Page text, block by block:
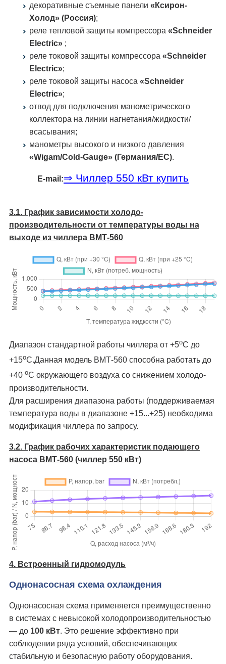
декоративные съемные панели «Ксирон-
Холод» (Россия);
реле тепловой защиты компрессора «Schneider
Electric» ;
реле токовой защиты компрессора «Schneider
Electric»;
реле токовой защиты насоса «Schneider
Electric»;
отвод для подключения манометрического
коллектора на линии нагнетания/жидкости/
всасывания;
манометры высокого и низкого давления
«Wigam/Cold-Gauge» (Германия/ЕС).
E-mail:⇒ Чиллер 550 кВт купить
3.1. График зависимости холодо­
производительности от температуры воды на
выходе из чиллера ВМТ-560
Диапазон стандартной работы чиллера от +5оC до
+15оC.Данная модель ВМТ-560 способна работать до
+40 оC окружающего воздуха со снижением холодо­
производительности.
Для расширения диапазона работы (поддерживаемая
температура воды в диапазоне +15...+25) необходима
модификация чиллера по запросу.
3.2. График рабочих характеристик подающего
насоса ВМТ-560 (чиллер 550 кВт)
4. Встроенный гидромодуль
Однонасосная схема охлаждения
Однонасосная схема применяется преимущественно
в системах с невысокой холодопроизводительностью
— до 100 кВт. Это решение эффективно при
соблюдении ряда условий, обеспечивающих
стабильную и безопасную работу оборудования.